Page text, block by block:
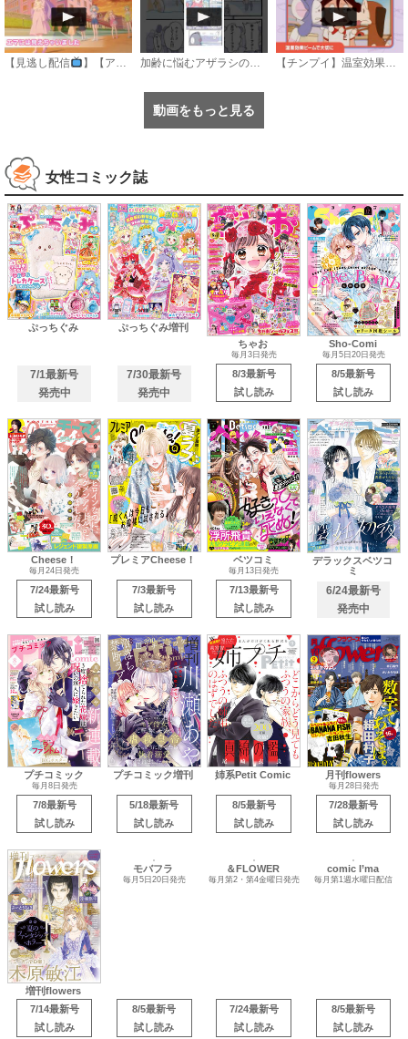
【見逃し配信 】【アニメ】『おねがいアイプリ』第１８話：エマには見えちゃいました 加齢に悩むアザラシの話 #のざらしちゃん #漫画 #サンデーうぇぶり 【チンプイ】温室効果ビームで大切に《公式》
動画をもっと見る
女性コミック誌
ぷっちぐみ
7/1最新号
発売中
ぷっちぐみ増刊
7/30最新号
発売中
ちゃお
毎月3日発売
8/3最新号
試し読み
Sho-Comi
毎月5日20日発売
8/5最新号
試し読み
Cheese！
毎月24日発売
7/24最新号
試し読み
プレミアCheese！
7/3最新号
試し読み
ベツコミ
毎月13日発売
7/13最新号
試し読み
デラックスベツコ
ミ
6/24最新号
発売中
プチコミック
毎月8日発売
7/8最新号
試し読み
プチコミック増刊
5/18最新号
試し読み
姉系Petit Comic
8/5最新号
試し読み
月刊flowers
毎月28日発売
7/28最新号
試し読み
増刊flowers
7/14最新号
試し読み
モバフラ
毎月5日20日発売
8/5最新号
試し読み
＆FLOWER
毎月第2・第4金曜日発売
7/24最新号
試し読み
comic I’ma
毎月第1週水曜日配信
8/5最新号
試し読み